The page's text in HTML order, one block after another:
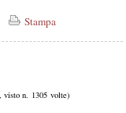
Stampa
, visto n. 1305 volte)